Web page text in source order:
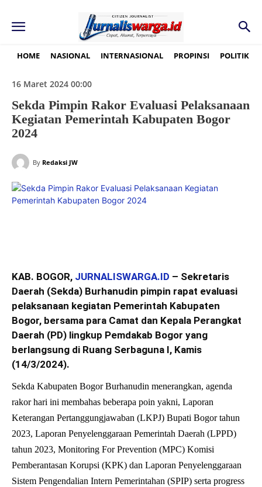
HOME NASIONAL INTERNASIONAL PROPINSI POLITIK
16 Maret 2024 00:00
Sekda Pimpin Rakor Evaluasi Pelaksanaan
Kegiatan Pemerintah Kabupaten Bogor
2024
By Redaksi JW
KAB. BOGOR, JURNALISWARGA.ID – Sekretaris
Daerah (Sekda) Burhanudin pimpin rapat evaluasi
pelaksanaan kegiatan Pemerintah Kabupaten
Bogor, bersama para Camat dan Kepala Perangkat
Daerah (PD) lingkup Pemdakab Bogor yang
berlangsung di Ruang Serbaguna I, Kamis
(14/3/2024).
Sekda Kabupaten Bogor Burhanudin menerangkan, agenda
rakor hari ini membahas beberapa poin yakni, Laporan
Keterangan Pertanggungjawaban (LKPJ) Bupati Bogor tahun
2023, Laporan Penyelenggaraan Pemerintah Daerah (LPPD)
tahun 2023, Monitoring For Prevention (MPC) Komisi
Pemberantasan Korupsi (KPK) dan Laporan Penyelenggaraan
Sistem Pengendalian Intern Pemerintahan (SPIP) serta progress